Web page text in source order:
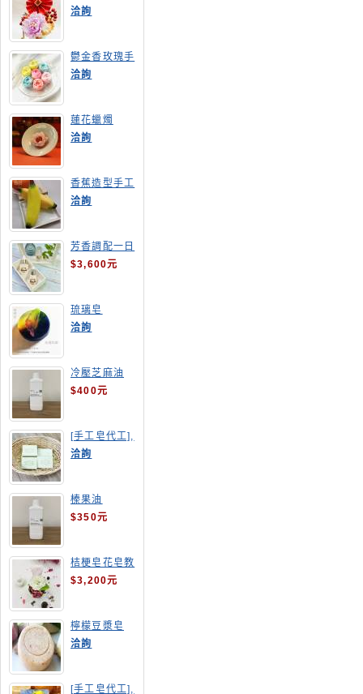
洽詢
鬱金香玫瑰手
工皂(長高型)
洽詢
蓮花蠟燭
洽詢
香蕉造型手工
皂
洽詢
芳香調配一日
班
$3,600元
琉璃皂
洽詢
冷壓芝麻油
$400元
[手工皂代工],
酪梨手工皂
洽詢
榛果油
$350元
桔梗皂花皂教
學
$3,200元
檸檬豆漿皂
(溫潤手感皂)
洽詢
[手工皂代工],